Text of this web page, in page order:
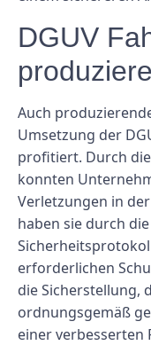
DGUV
Auch
Umsetzung der
profitiert. Durch
konnten
Verletzungen in
haben sie durch
erforderlichen
die Sicherstellung,
ordnungsgemäß
einer